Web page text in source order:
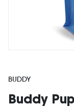
BUDDY
Buddy